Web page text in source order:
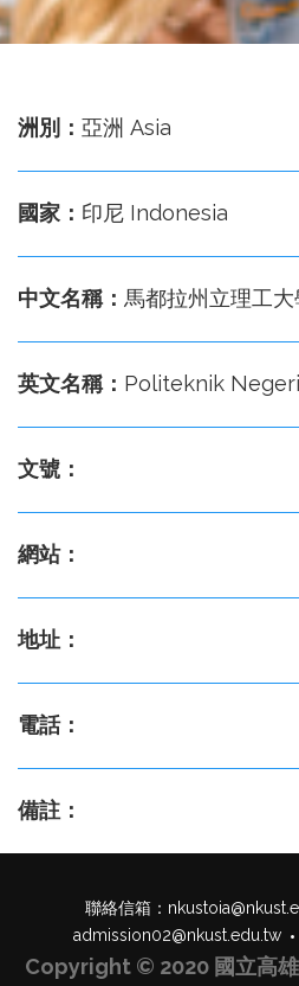
洲別： 亞洲 Asia
國家： 印尼 Indonesia
中文名稱： 馬都拉州立理工大
英文名稱： Politeknik Negeri
文號：
網站：
地址：
電話：
備註：
聯絡信箱：
admission02@nkust.edu.tw
Copyright © 2020 國立高